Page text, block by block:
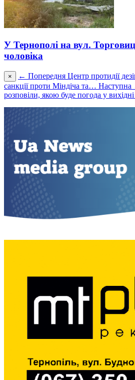
У Тернополі на вул.
чоловіка
× ← Попередня Центр протидії
санкції проти Міндіча та… Наступна
розповіли, якою буде погода у